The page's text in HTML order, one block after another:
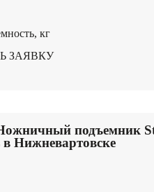
кг
ЗАЯВКУ
подъемник
в Нижневартовске